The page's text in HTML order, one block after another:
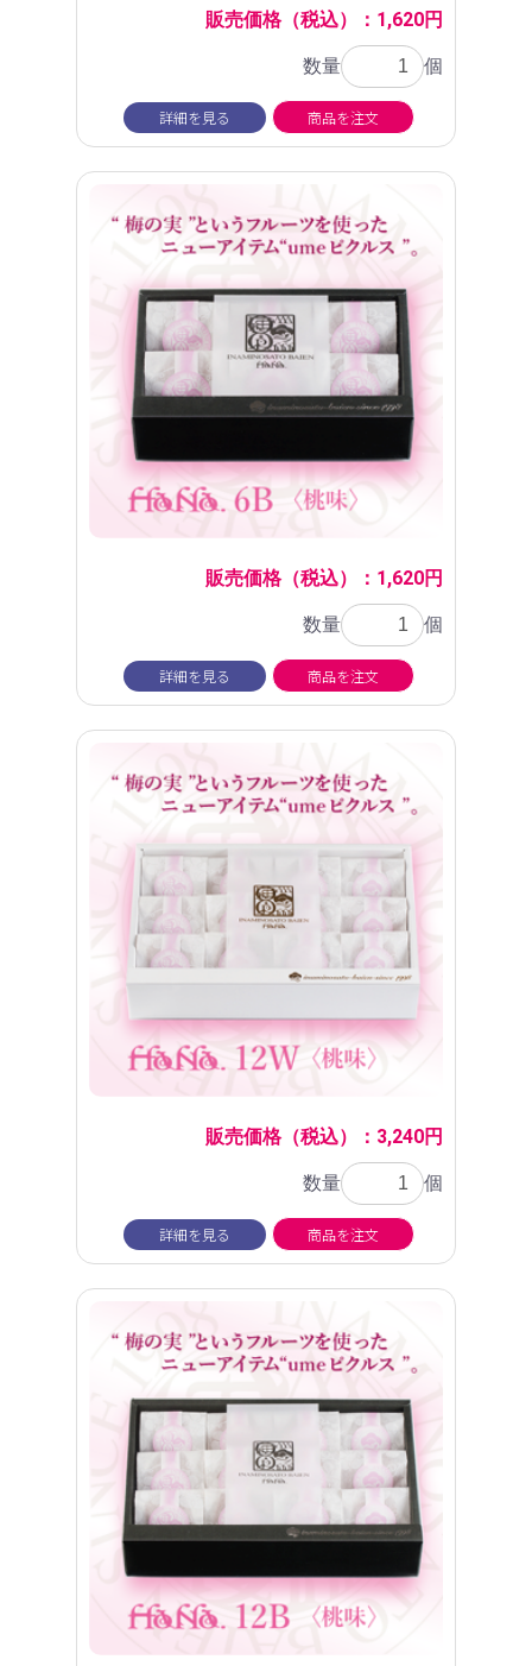
販売価格（税込）：1,620円
数量 個
詳細を見る 商品を注文
販売価格（税込）：1,620円
数量 個
詳細を見る 商品を注文
販売価格（税込）：3,240円
数量 個
詳細を見る 商品を注文